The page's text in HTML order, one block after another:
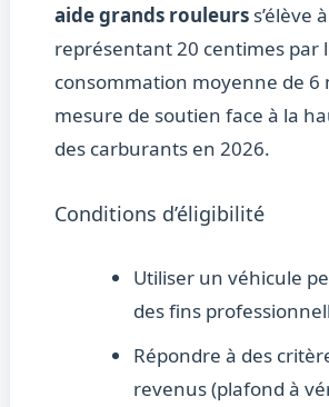
aide grands rouleurss’élève à
représentant 20 centimes par
consommation moyenne de 6
mesure de soutien face à la
des carburants en 2026.
Conditions d’éligibilité
Utiliser un véhicule
des fins
Répondre à des
revenus (plafond à